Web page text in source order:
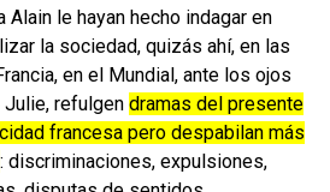
le hayan hecho indagar en
la sociedad, quizás ahí, en las
en el Mundial, ante los ojos
refulgen dramas del presente
francesa pero despabilan más
: discriminaciones, expulsiones,